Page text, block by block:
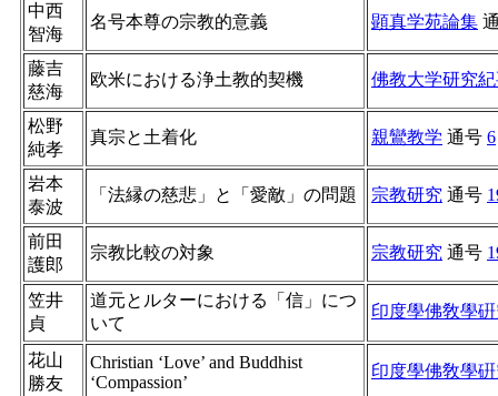
中西
智海
名号本尊の宗教的意義 顕真学苑論集
藤吉
慈海
欧米における浄土教的契機 佛教大学研究
松野
純孝
真宗と土着化 親鸞教学 通号 6
岩本
泰波
「法縁の慈悲」と「愛敵」の問題 宗教研究 通号
前田
護郎
宗教比較の対象 宗教研究 通号
笠井
貞
道元とルターにおける「信」につ
いて
印度學佛敎學
花山
勝友
Christian ‘Love’ and Buddhist
‘Compassion’
印度學佛敎學